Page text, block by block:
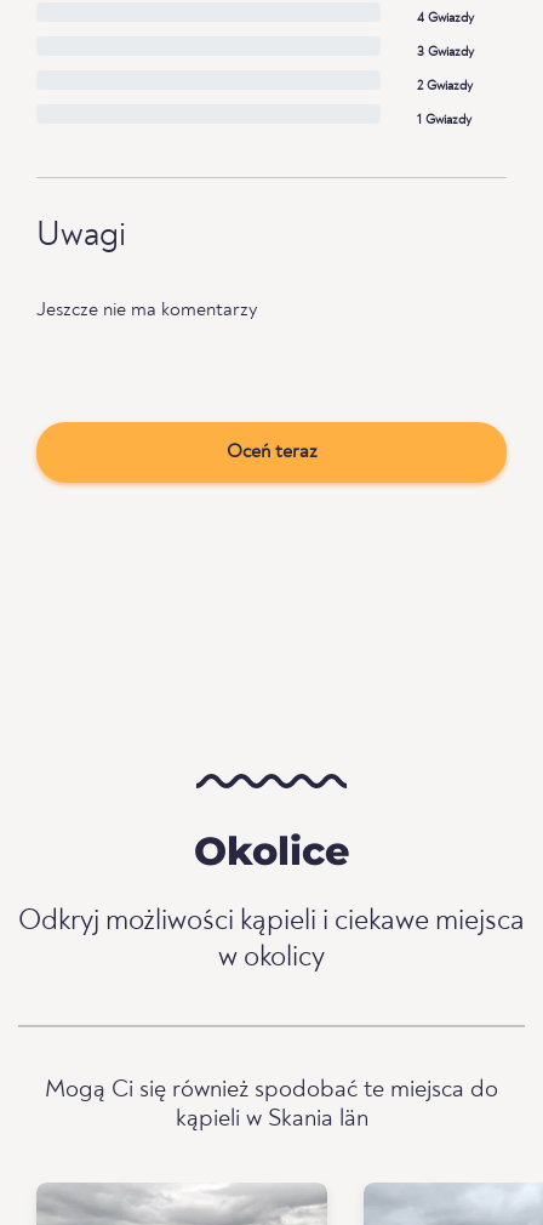
4 Gwiazdy
3 Gwiazdy
2 Gwiazdy
1 Gwiazdy
Uwagi
Jeszcze nie ma komentarzy
Oceń teraz
Okolice
Odkryj możliwości kąpieli i ciekawe miejsca
w okolicy
Mogą Ci się również spodobać te miejsca do
kąpieli w Skania län